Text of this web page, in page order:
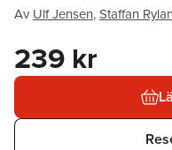
Av Ulf Jensen,Staffan
239 kr